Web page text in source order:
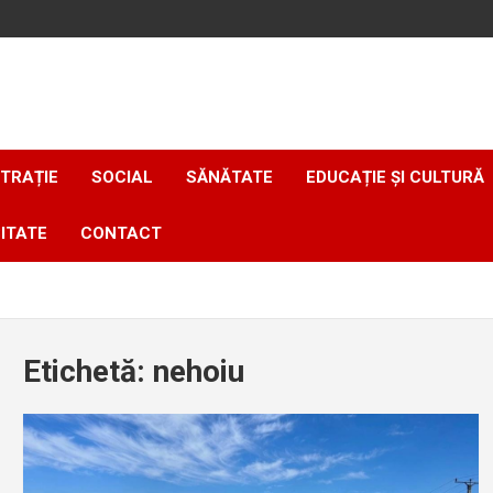
SOCIAL SĂNĂTATE EDUCAȚIE ȘI CULTURĂ
CONTACT
Etichetă: nehoiu